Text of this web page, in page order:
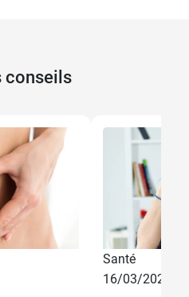
conseils
Santé
16/03/2026